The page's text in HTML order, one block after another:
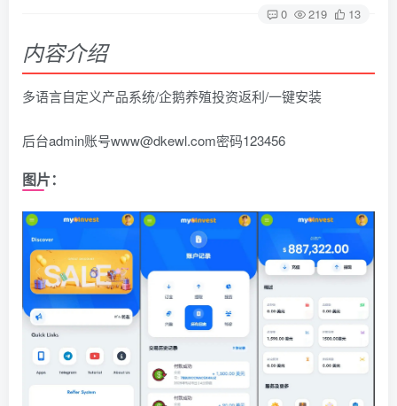
0 219 13
内容介绍
多语言自定义产品系统/企鹅养殖投资返利/一键安装
后台admin账号www@dkewl.com密码123456
图片：